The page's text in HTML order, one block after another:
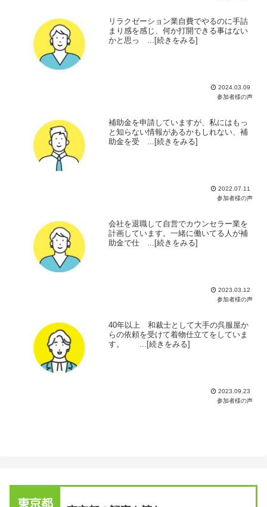
リラクゼーション業自費でやるのに手詰
まり感を感じ、何か打開できる事はない
かと思っ ...[続きをみる]
2024.03.09
参加者様の声
補助金を申請していますが、私にはもっ
と知らない情報があるかもしれない、補
助金を受 ...[続きをみる]
2022.07.11
参加者様の声
会社を退職して自営でカウンセラー業を
計画しています。一緒に働いてる人が補
助金で仕 ...[続きをみる]
2023.03.12
参加者様の声
40年以上 和裁士として大手の呉服屋か
らの依頼を受けて着物仕立てをしていま
す。 ...[続きをみる]
2023.09.23
参加者様の声